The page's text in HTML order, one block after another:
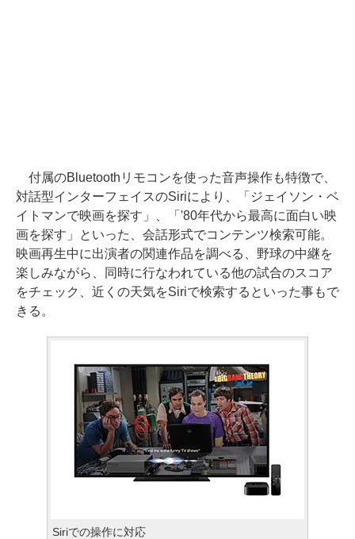
付属のBluetoothリモコンを使った音声操作も特徴で、
対話型インターフェイスのSiriにより、「ジェイソン・ベ
イトマンで映画を探す」、「'80年代から最高に面白い映
画を探す」といった、会話形式でコンテンツ検索可能。
映画再生中に出演者の関連作品を調べる、野球の中継を
楽しみながら、同時に行なわれている他の試合のスコア
をチェック、近くの天気をSiriで検索するといった事もで
きる。
Siriでの操作に対応